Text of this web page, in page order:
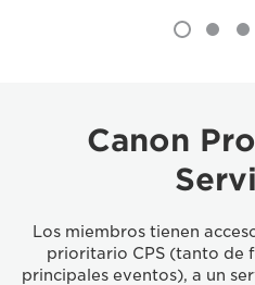
Canon
Los miembros tienen
prioritario CPS (tanto de
principales eventos), a un